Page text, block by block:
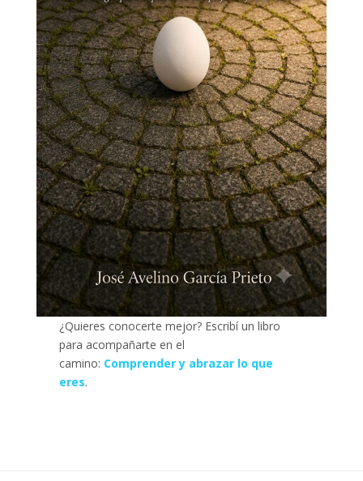
¿Quieres conocerte mejor? Escribí un libro
para acompañarte en el
camino: Comprender y abrazar lo que
eres.